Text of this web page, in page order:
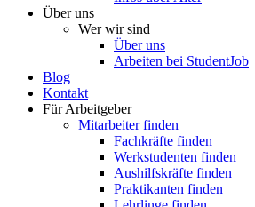
Über uns
Wer wir sind
Über uns
Arbeiten bei StudentJob
Blog
Kontakt
Für Arbeitgeber
Mitarbeiter finden
Fachkräfte finden
Werkstudenten finden
Aushilfskräfte finden
Praktikanten finden